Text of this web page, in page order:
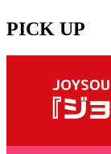
PICK UP